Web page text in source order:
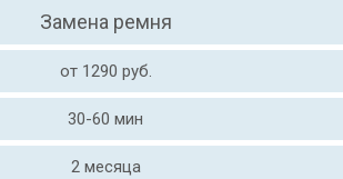
Замена ремня
от 1290 руб.
30-60 мин
2 месяца